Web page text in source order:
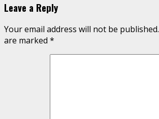
Leave a Reply
Your email address will not be published.
are marked *